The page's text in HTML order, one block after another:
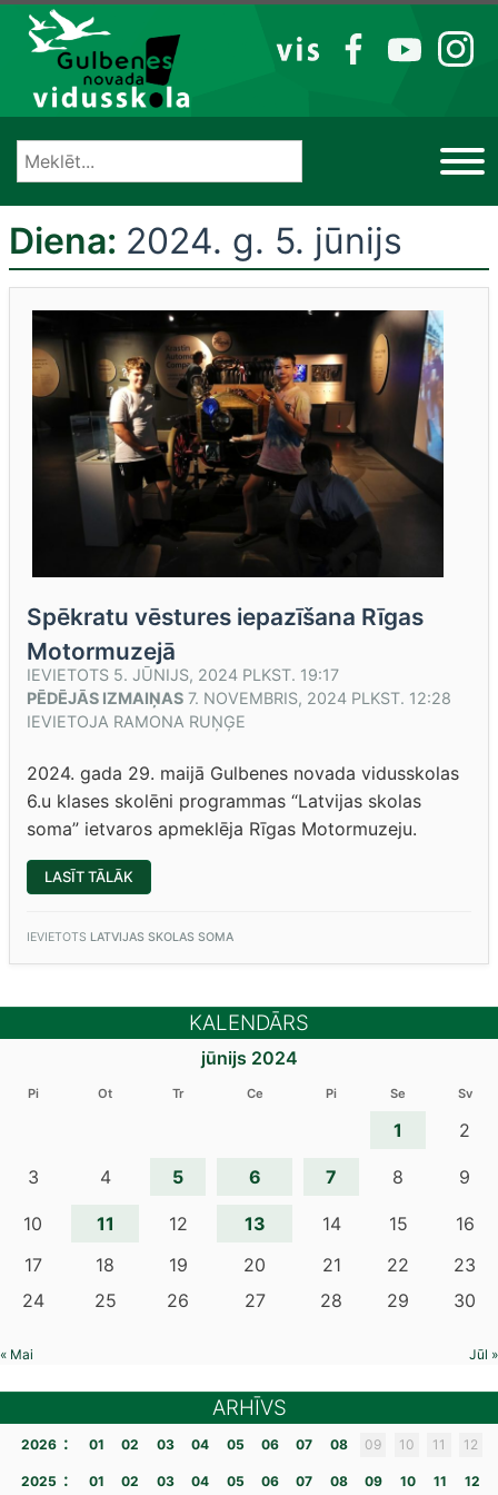
Izlaist
VIS
FB YT IG
Diena: 2024. g. 5. jūnijs
Spēkratu vēstures iepazīšana Rīgas
Motormuzejā
IEVIETOTS 5. JŪNIJS, 2024 PLKST. 19:17
PĒDĒJĀS IZMAIŅAS 7. NOVEMBRIS, 2024 PLKST. 12:28
IEVIETOJA RAMONA RUŅĢE
2024. gada 29. maijā Gulbenes novada vidusskolas
6.u klases skolēni programmas “Latvijas skolas
soma” ietvaros apmeklēja Rīgas Motormuzeju.
LASĪT TĀLĀK
VĒSTURES
MOTORMUZEJĀ”
IEVIETOTS LATVIJAS SKOLAS SOMA
KALENDĀRS
jūnijs 2024
Pi Ot Tr Ce Pi Se Sv
1 2
3 4 5 6 7 8 9
10 11 12 13 14 15
16
17
18 19 20 21 22
23
24
25 26 27 28 29 30
« Mai Jūl »
ARHĪVS
2026 : 01 02 03 04 05 06 07 08 09 10 11 12
2025 : 01 02 03 04 05 06 07 08 09 10 11 12